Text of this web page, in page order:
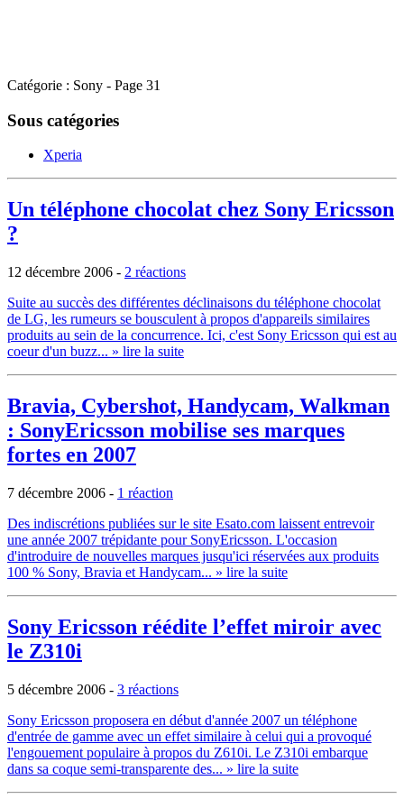
Catégorie : Sony - Page 31
Sous catégories
Xperia
Un téléphone chocolat chez Sony Ericsson
?
12 décembre 2006 - 2 réactions
Suite au succès des différentes déclinaisons du téléphone chocolat
de LG, les rumeurs se bousculent à propos d'appareils similaires
produits au sein de la concurrence. Ici, c'est Sony Ericsson qui est au
coeur d'un buzz... » lire la suite
Bravia, Cybershot, Handycam, Walkman
: SonyEricsson mobilise ses marques
fortes en 2007
7 décembre 2006 - 1 réaction
Des indiscrétions publiées sur le site Esato.com laissent entrevoir
une année 2007 trépidante pour SonyEricsson. L'occasion
d'introduire de nouvelles marques jusqu'ici réservées aux produits
100 % Sony, Bravia et Handycam... » lire la suite
Sony Ericsson réédite l’effet miroir avec
le Z310i
5 décembre 2006 - 3 réactions
Sony Ericsson proposera en début d'année 2007 un téléphone
d'entrée de gamme avec un effet similaire à celui qui a provoqué
l'engouement populaire à propos du Z610i. Le Z310i embarque
dans sa coque semi-transparente des... » lire la suite